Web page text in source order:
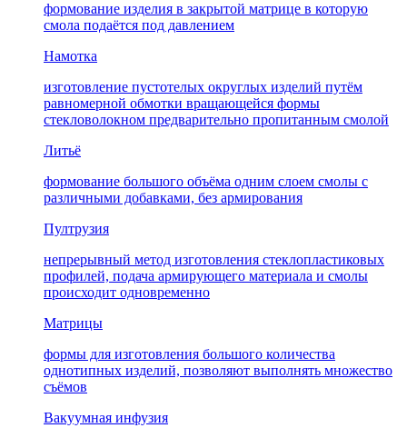
формование изделия в закрытой матрице в которую
смола подаётся под давлением
Намотка
изготовление пустотелых округлых изделий путём
равномерной обмотки вращающейся формы
стекловолокном предварительно пропитанным смолой
Литьё
формование большого объёма одним слоем смолы с
различными добавками, без армирования
Пултрузия
непрерывный метод изготовления стеклопластиковых
профилей, подача армирующего материала и смолы
происходит одновременно
Матрицы
формы для изготовления большого количества
однотипных изделий, позволяют выполнять множество
съёмов
Вакуумная инфузия